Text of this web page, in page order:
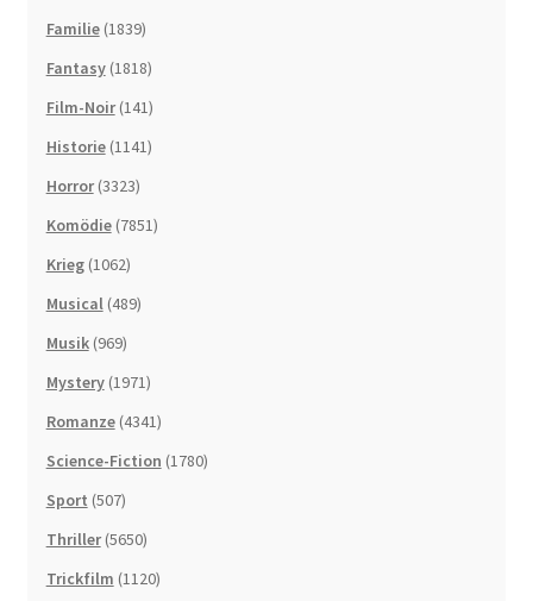
Familie (1839)
Fantasy (1818)
Film-Noir (141)
Historie (1141)
Horror (3323)
Komödie (7851)
Krieg (1062)
Musical (489)
Musik (969)
Mystery (1971)
Romanze (4341)
Science-Fiction (1780)
Sport (507)
Thriller (5650)
Trickfilm (1120)